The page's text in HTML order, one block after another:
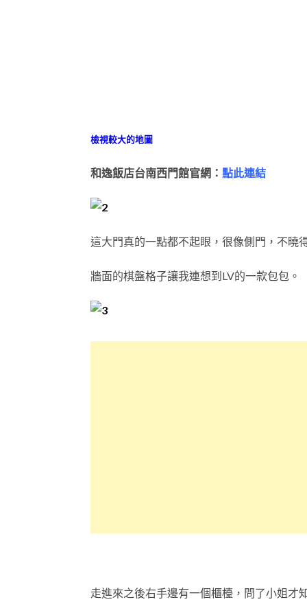
檢視較大的地圖
和逸飯店台南西門館官網： 點此連結
這大門真的一點都不起眼，很像側門，不曉
牆面的棋盤格子讓我連想到LV的一款包包。
走進來之後右手邊有一個櫃檯，問了小姐才